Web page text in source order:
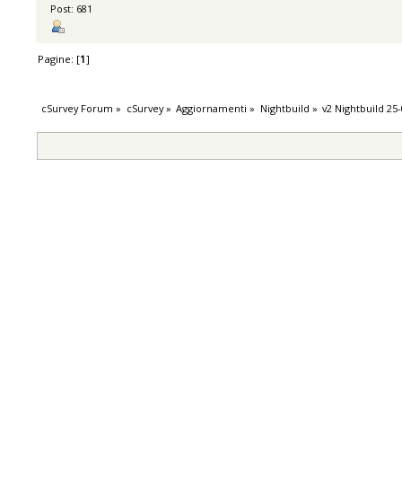
Post: 681
Pagine: [1]
cSurvey Forum » cSurvey» Aggiornamenti » Nightbuild » v2 Nightbuild